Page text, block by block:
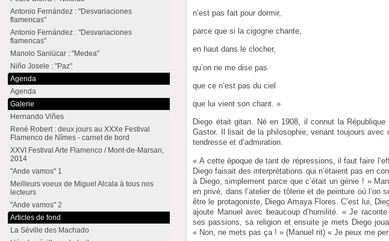
n’est pas fait pour dormir,
parce que si la cigogne chante,
en haut dans le clocher,
qu’on ne me dise pas
que ce n’est pas du ciel
que lui vient son chant. »
Diego était gitan. Né en 1908, il connut la
Gastor. Il lisait de la philosophie, venant toujours
tendresse et d’admiration.
« A cette époque de tant de répressions, il faut faire
Diego faisait des interprétations qui n’étaient pas en
à Diego, simplement parce que c’était un génie ! »
en privé, dans l’atelier de tôlerie et de peinture où
être le protagoniste, Diego Amaya Flores. C’est lui,
ajoute Manuel avec beaucoup d’humilité. « Je
ses passions, sa religion et ensuite je mets Diego
« Non, ne mets pas ça ! » (Manuel rit) « Je peux me
Antonio Fernández : "Desvariaciones
flamencas"
Antonio Fernández : "Desvariaciones
flamencas"
Manolo Sanlúcar : "Medea"
Niño Josele : "Paz"
Agenda
Agenda
Galerie
Hernando Viñes
René Robert : deux jours au XXXe Festival
Flamenco de Nîmes - carnet de bord
XXVI Festival Arte Flamenco / Mont-de-Marsan,
2014
"Ande vamos" 1
Meilleurs voeux de Miguel Alcala à tous nos
lecteurs
"Ande vamos" 2
Articles de fond
La Séville des Machado